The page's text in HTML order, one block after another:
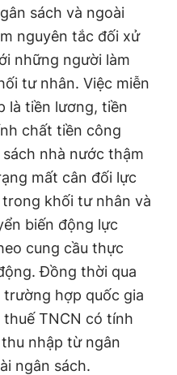
sách và ngoài
nguyên tắc đối xử
những người làm
tư nhân. Việc miễn
là tiền lương, tiền
chất tiền công
nhà nước thậm
mất cân đối lực
khối tư nhân và
biến động lực
cung cầu thực
Đồng thời qua
hợp quốc gia
TNCN có tính
nhập từ ngân
ngân sách.